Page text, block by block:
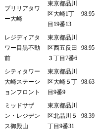
ブリリアタワ
ー大崎
東京都品川
区大崎1丁
目19番13
98.95
レジディアタ
ワー目黒不動
前
東京都品川
区西五反田
３丁目7番6
98.95
シティタワー
大崎ステーシ
ョンフロント
東京都品川
区大崎５丁
目9番9
98.63
ミッドサザ
ン・レジデン
ス御殿山
東京都品川
区北品川５
丁目9番31
98.39